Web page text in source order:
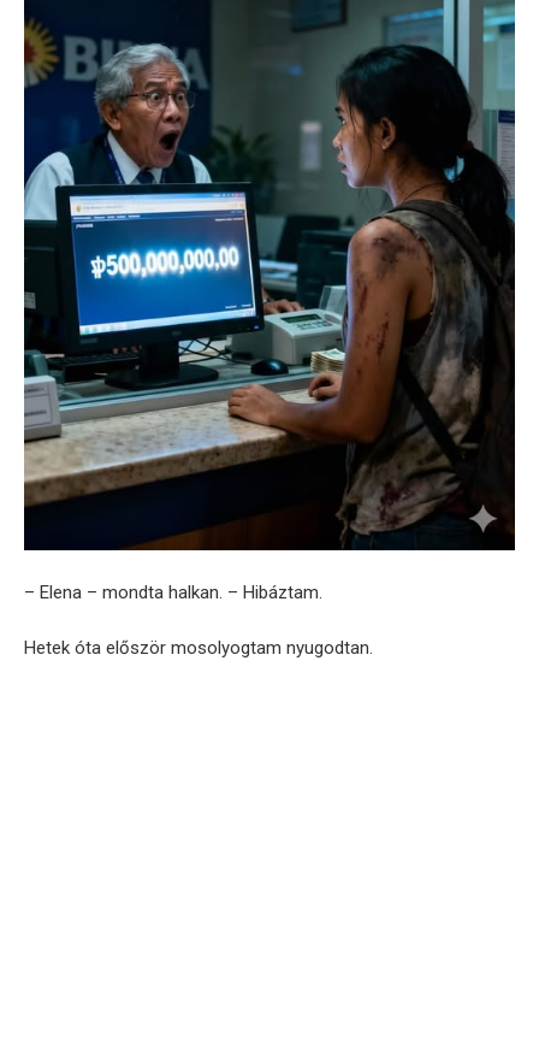
– Elena – mondta halkan. – Hibáztam.
Hetek óta először mosolyogtam nyugodtan.